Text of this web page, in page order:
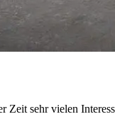
Zeit sehr vielen